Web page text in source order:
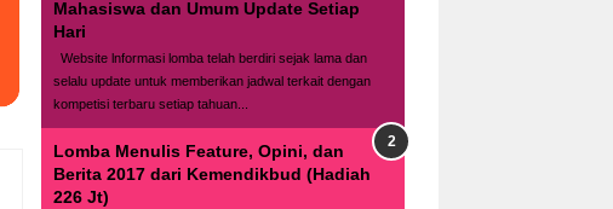
Mahasiswa dan Umum Update Setiap
Hari
Website lnformasi lomba telah berdiri sejak lama dan
selalu update untuk memberikan jadwal terkait dengan
kompetisi terbaru setiap tahuan...
Lomba Menulis Feature, Opini, dan
Berita 2017 dari Kemendikbud (Hadiah
226 Jt)